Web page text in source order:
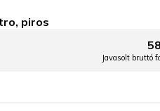
piros
Javasolt bruttó